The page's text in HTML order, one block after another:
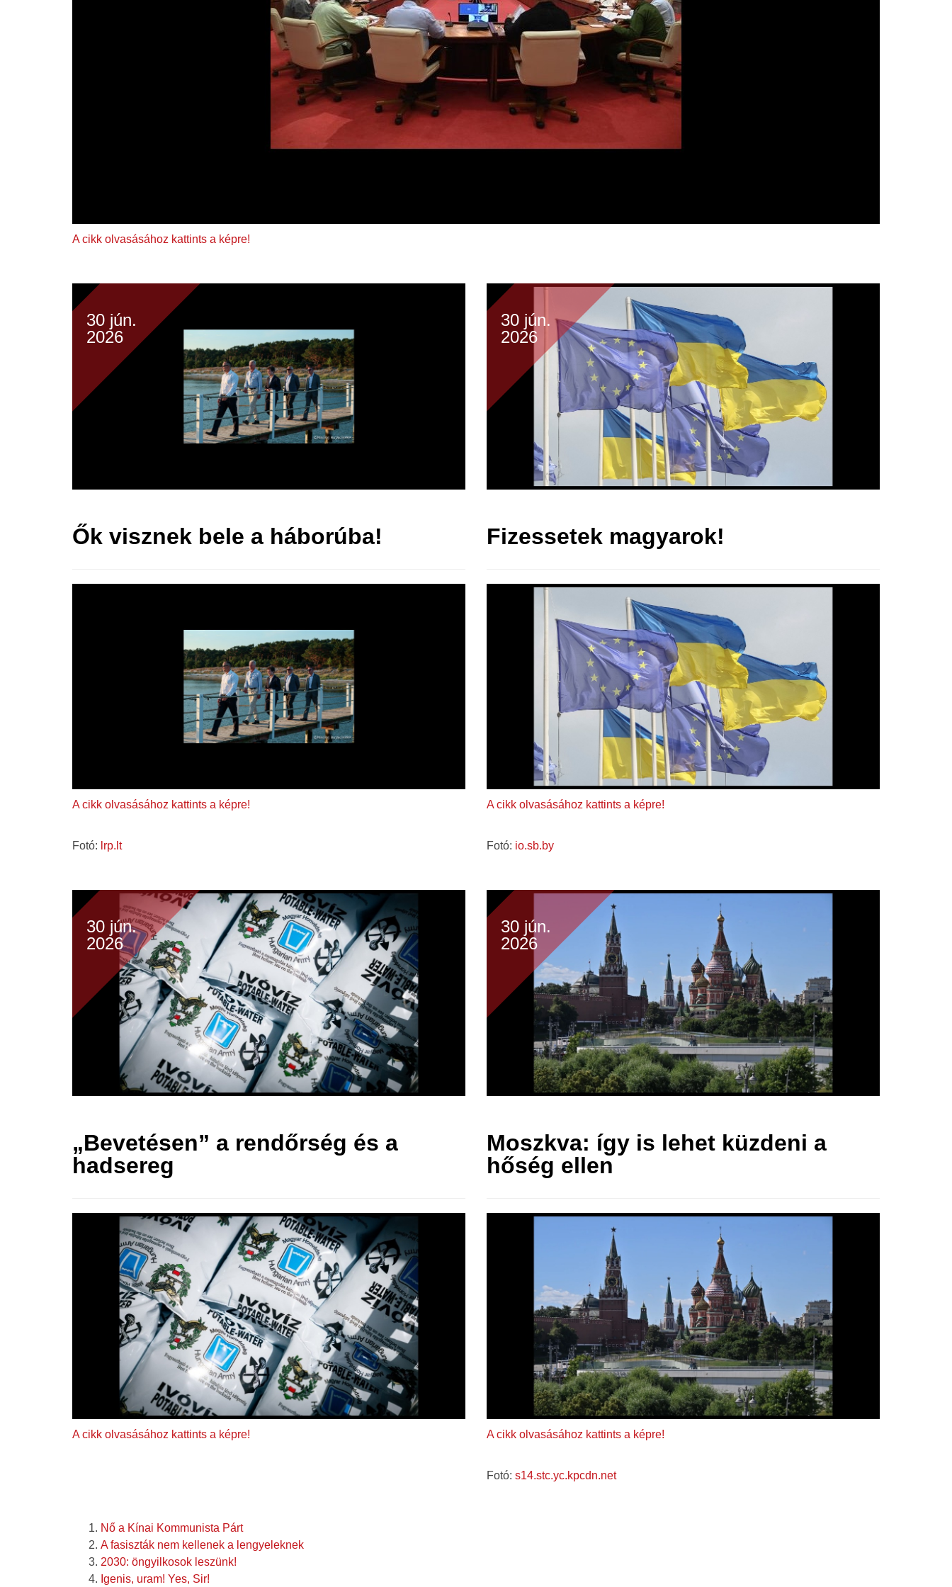
A cikk olvasásához kattints a képre!
30 jún.
2026
Ők visznek bele a háborúba!
A cikk olvasásához kattints a képre!
Fotó: lrp.lt
30 jún.
2026
Fizessetek magyarok!
A cikk olvasásához kattints a képre!
Fotó: io.sb.by
30 jún.
2026
„Bevetésen” a rendőrség és a
hadsereg
A cikk olvasásához kattints a képre!
30 jún.
2026
Moszkva: így is lehet küzdeni a
hőség ellen
A cikk olvasásához kattints a képre!
Fotó: s14.stc.yc.kpcdn.net
Nő a Kínai Kommunista Párt
A fasiszták nem kellenek a lengyeleknek
2030: öngyilkosok leszünk!
Igenis, uram! Yes, Sir!